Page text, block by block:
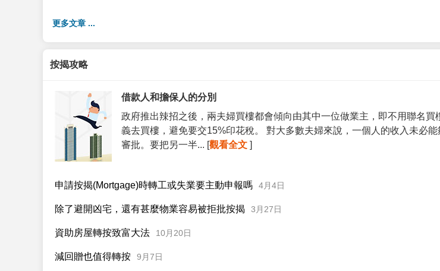
更多文章 ...
按揭攻略
借款人和擔保人的分別
政府推出辣招之後，兩夫婦買樓都會傾向由其中一位做業主，即不用聯名
義去買樓，避免要交15%印花稅。 對大多數夫婦來說，一個人的收入未必
審批。要把另一半... [觀看全文 ]
申請按揭(Mortgage)時轉工或失業要主動申報嗎 4月4日
除了避開凶宅，還有甚麼物業容易被拒批按揭 3月27日
資助房屋轉按致富大法 10月20日
減回贈也值得轉按 9月7日